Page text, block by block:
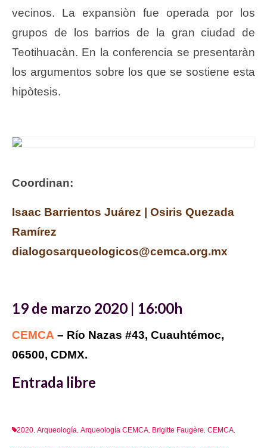
vecinos. La expansiòn fue operada por los
grupos de los barrios de la gran ciudad de
Teotihuacàn. En la conferencia se presentaràn
los argumentos sobre los que se sostiene esta
hipòtesis.
Coordinan:
Isaac Barrientos Juárez | Osiris Quezada
Ramírez
dialogosarqueologicos@cemca.org.mx
19 de marzo 2020 | 16:00h
CEMCA – Río Nazas #43, Cuauhtémoc,
06500, CDMX.
Entrada libre
2020 Arqueología Arqueología CEMCA Brigitte Faugère CEMCA